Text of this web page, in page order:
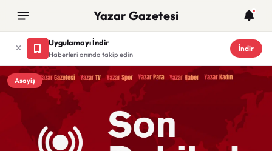
Yazar Gazetesi
Uygulamayı İndir
Haberleri anında takip edin
İndir
Asayiş